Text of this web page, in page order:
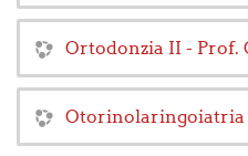
Ortodonzia II - Prof.
Otorinolaringoiatria